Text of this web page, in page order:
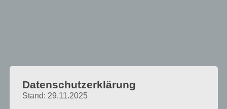
Datenschutzerklärung
Stand: 29.11.2025